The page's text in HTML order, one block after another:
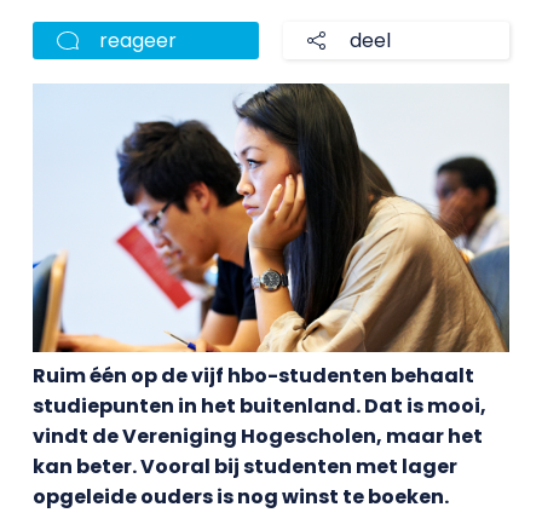
reageer deel
Ruim één op de vijf hbo-studenten behaalt
studiepunten in het buitenland. Dat is mooi,
vindt de Vereniging Hogescholen, maar het
kan beter. Vooral bij studenten met lager
opgeleide ouders is nog winst te boeken.